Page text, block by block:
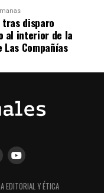
disparo
al interior de la
Compañías
EDITORIAL Y ÉTICA